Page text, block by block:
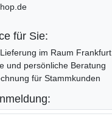
für Sie:
im Raum Frankfurt
und persönliche Beratung
für Stammkunden